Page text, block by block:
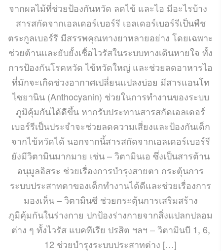
จากผลไม้ที่ช่วยป้องกันหวัด ลดไข้ และไอ มีอะไรบ้าง
สารสกัดจากเอลเดอร์เบอร์รี เอลเดอร์เบอร์รีเป็นพืช
ตระกูลเบอร์รี มีสรรพคุณทางยาหลายอย่าง โดยเฉพาะ
ช่วยต้านและยับยั้งเชื้อไวรัสในระบบทางเดินหายใจ ทั้ง
การป้องกันโรคหวัด ไข้หวัดใหญ่ และช่วยลดอาหารไอ
ที่มักจะเกิดช่วงอากาศเปลี่ยนแปลงบ่อย มีสารแอนโท
ไซยานิน (Anthocyanin) ช่วยในการทำงานของระบบ
ภูมิคุ้มกันได้ดีขึ้น หากรับประทานสารสกัดเอลเดอร์
เบอร์รีเป็นประจำจะช่วยลดความเสี่ยงและป้องกันเด็ก
จากไข้หวัดได้ นอกจากนี้สารสกัดจากเอลเดอร์เบอร์รี
ยังมีวิตามินมากมาย เช่น – วิตามินเอ ซึ่งเป็นสารต้าน
อนุมูลอิสระ ช่วยเรื่องการบำรุงสายตา กระตุ้นการ
ระบบประสาทตาของเด็กทำงานได้ดีและช่วยเรื่องการ
มองเห็น – วิตามินซี ช่วยกระตุ้นการเสริมสร้าง
ภูมิคุ้มกันในร่างกาย ปกป้องร่างกายจากสิ่งแปลกปลอม
ต่าง ๆ ทั้งไวรัส แบคทีเรีย ปรสิต ฯลฯ – วิตามินบี 1, 6,
12 ช่วยบำรุงระบบประสาทต่าง […]